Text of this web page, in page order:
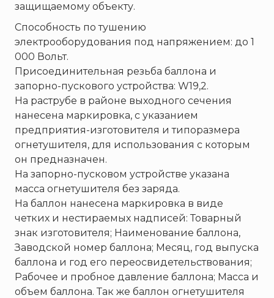
Ратоборец
РИФ
Риэлта
РУБЕЖ
Русинтэк
Сalisia Vulcan
Сибирский Арсенал
Спектрон НПО
Спецавтоматика
Специнформатика-СИ
Спецприбор
ТЕМПЕРО
Феникс
Элемент
Эридан
защищаемому объекту.
Способность по тушению
электрооборудования под напряжением: до 1
000 Вольт.
Присоединительная резьба баллона и
запорно-пускового устройства: W19,2.
На раструбе в районе выходного сечения
нанесена маркировка, с указанием
предприятия-изготовителя и типоразмера
огнетушителя, для использования с которым
он предназначен.
На запорно-пусковом устройстве указана
масса огнетушителя без заряда.
На баллон нанесена маркировка в виде
четких и нестираемых надписей: Товарный
знак изготовителя; Наименование баллона,
Заводской номер баллона; Месяц, год выпуска
баллона и год его переосвидетельствования;
Рабочее и пробное давление баллона; Масса и
объем баллона. Так же баллон огнетушителя